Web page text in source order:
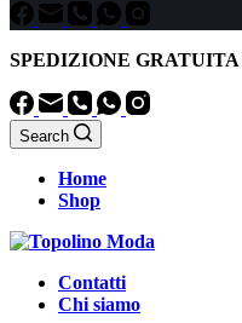
SPEDIZIONE GRATUITA
Search
Home
Shop
Contatti
Chi siamo